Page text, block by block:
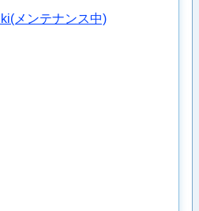
メンテナンス中)